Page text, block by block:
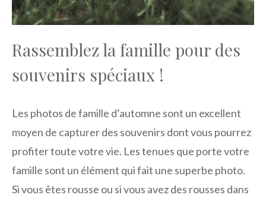
Rassemblez la famille pour des
souvenirs spéciaux !
Les photos de famille d’automne sont un excellent
moyen de capturer des souvenirs dont vous pourrez
profiter toute votre vie. Les tenues que porte votre
famille sont un élément qui fait une superbe photo.
Si vous êtes rousse ou si vous avez des rousses dans